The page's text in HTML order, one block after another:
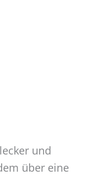
und
über eine